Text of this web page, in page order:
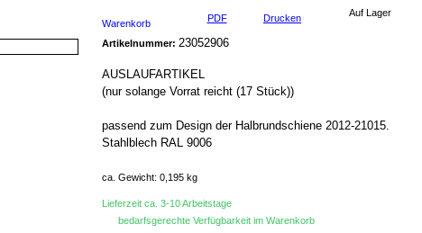
Warenkorb PDF Drucken Auf Lager
Artikelnummer: 23052906
AUSLAUFARTIKEL
(nur solange Vorrat reicht (17 Stück))
passend zum Design der Halbrundschiene 2012-21015.
Stahlblech RAL 9006
ca. Gewicht: 0,195 kg
Lieferzeit ca. 3-10 Arbeitstage
bedarfsgerechte Verfügbarkeit im Warenkorb